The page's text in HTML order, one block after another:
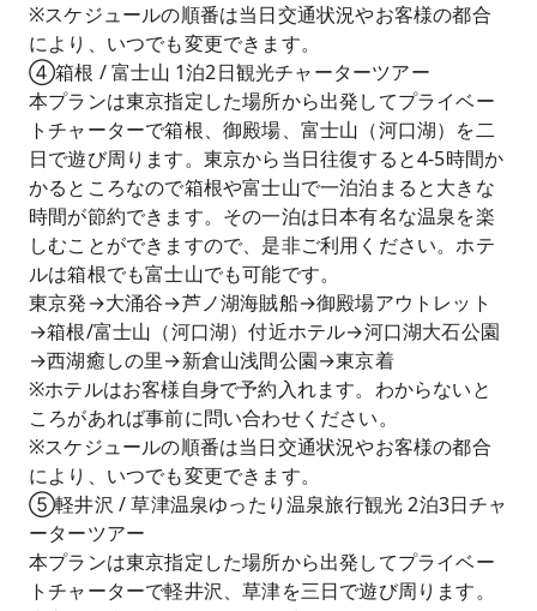
※スケジュールの順番は当日交通状況やお客様の都合
により、いつでも変更できます。
④箱根 / 富士山 1泊2日観光チャーターツアー
本プランは東京指定した場所から出発してプライベー
トチャーターで箱根、御殿場、富士山（河口湖）を二
日で遊び周ります。東京から当日往復すると4-5時間か
かるところなので箱根や富士山で一泊泊まると大きな
時間が節約できます。その一泊は日本有名な温泉を楽
しむことができますので、是非ご利用ください。ホテ
ルは箱根でも富士山でも可能です。
東京発→大涌谷→芦ノ湖海賊船→御殿場アウトレット
→箱根/富士山（河口湖）付近ホテル→河口湖大石公園
→西湖癒しの里→新倉山浅間公園→東京着
※ホテルはお客様自身で予約入れます。わからないと
ころがあれば事前に問い合わせください。
※スケジュールの順番は当日交通状況やお客様の都合
により、いつでも変更できます。
⑤軽井沢 / 草津温泉ゆったり温泉旅行観光 2泊3日チャ
ーターツアー
本プランは東京指定した場所から出発してプライベー
トチャーターで軽井沢、草津を三日で遊び周ります。